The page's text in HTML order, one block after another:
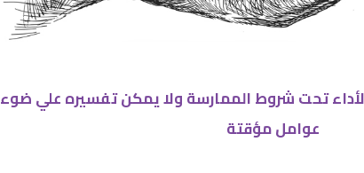
تحت شروط الممارسة ولا يمكن تفسيره علي ضوء
عوامل مؤقتة